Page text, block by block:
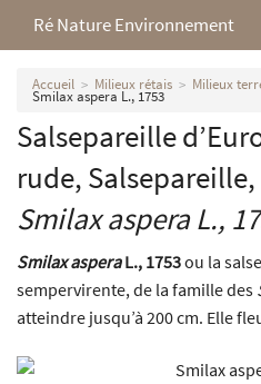
Ré Nature Environnement
L’association
Milieux rétais
Nos parutions
Accueil Milieux rétais Milieux
Smilax aspera L., 1753
Salsepareille
rude,
Smilax asperaL.,
Smilax asperaL., 1753ou la
sempervirente, de la famille des
atteindre jusqu’à 200 cm. Elle